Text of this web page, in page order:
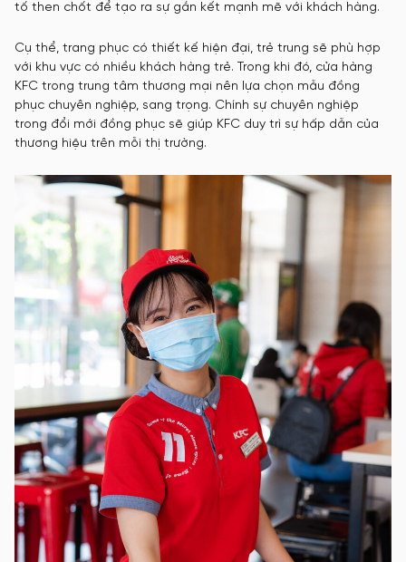
tố then chốt để tạo ra sự gắn kết mạnh mẽ với khách hàng.
Cụ thể, trang phục có thiết kế hiện đại, trẻ trung sẽ phù hợp
với khu vực có nhiều khách hàng trẻ. Trong khi đó, cửa hàng
KFC trong trung tâm thương mại nên lựa chọn mẫu đồng
phục chuyên nghiệp, sang trọng. Chính sự chuyên nghiệp
trong đổi mới đồng phục sẽ giúp KFC duy trì sự hấp dẫn của
thương hiệu trên mỗi thị trường.